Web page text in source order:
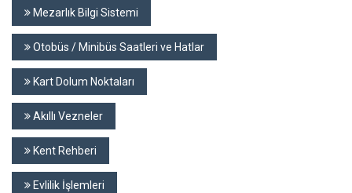
Mezarlık Bilgi Sistemi
Otobüs / Minibüs Saatleri ve Hatlar
Kart Dolum Noktaları
Akıllı Vezneler
Kent Rehberi
Evlilik İşlemleri